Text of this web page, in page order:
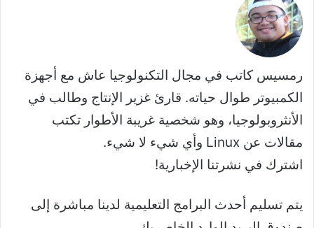
رمسيس كاتب في مجال التكنولوجيا عاش مع أجهزة
الكمبيوتر طوال حياته. قارئ غزير الإنتاج وطالب في
الأنثروبولوجيا، وهو شخصية غريبة الأطوار تكتب
مقالات عن Linux وأي شيء لا شيء.
اشترك في نشرتنا الإخبارية!
يتم تسليم أحدث البرامج التعليمية لدينا مباشرة إلى